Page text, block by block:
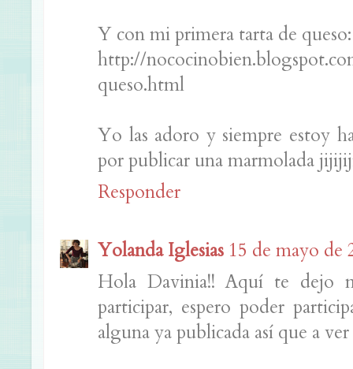
Y con mi primera tarta de queso:
http://
queso.html
Yo las adoro y siempre estoy
por publicar una marmolada
Responder
Yolanda Iglesias 15 de mayo de
Hola Davinia!! Aquí te dejo
participar, espero poder
alguna ya publicada así que a